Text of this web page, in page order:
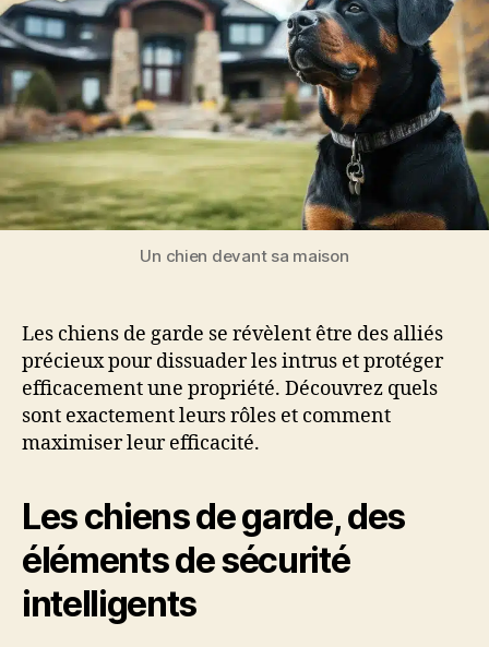
Un chien devant sa maison
Les chiens de garde se révèlent être des alliés
précieux pour dissuader les intrus et protéger
efficacement une propriété. Découvrez quels
sont exactement leurs rôles et comment
maximiser leur efficacité.
Les chiens de garde, des
éléments de sécurité
intelligents